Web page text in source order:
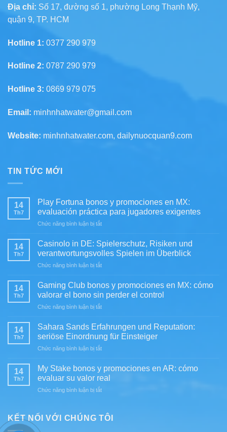
Địa chỉ: Số 17, đường số 1, phường Long Thạnh Mỹ,
quận 9, TP. HCM
Hotline 1: 0377 290 979
Hotline 2: 0787 290 979
Hotline 3: 0869 979 075
Email: minhnhatwater@gmail.com
Website: minhnhatwater.com, dailynuocquan9.com
TIN TỨC MỚI
14
Th7
Play Fortuna bonos y promociones en MX:
evaluación práctica para jugadores exigentes
Chức năng bình luận bị tắtở
Fortuna
bonos
y
promociones
MX:
evaluación
práctica
para
exigentes
14
Th7
Casinolo in DE: Spielerschutz, Risiken und
verantwortungsvolles Spielen im Überblick
Chức năng bình luận bị tắtở
Spielerschutz,
Risiken
verantwortungsvolles
Spielen
im
Überblick
14
Th7
Gaming Club bonos y promociones en MX: cómo
valorar el bono sin perder el control
Chức năng bình luận bị tắtở
Club
bonos
y
promociones
MX:
cómo
el
perder
14
Th7
Sahara Sands Erfahrungen und Reputation:
seriöse Einordnung für Einsteiger
Chức năng bình luận bị tắtở
Erfahrungen
und
Reputation:
für
14
Th7
My Stake bonos y promociones en AR: cómo
evaluar su valor real
Chức năng bình luận bị tắtở
bonos
KẾT NỐI VỚI CHÚNG TÔI